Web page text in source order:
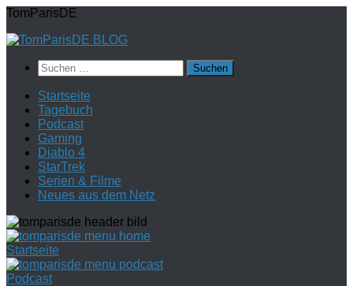
Zum
springen
TomParisDE
Suchen
nach:
Startseite
Tagebuch
Podcast
Gaming
Diablo 4
StarTrek
Serien & Filme
Neues aus dem Netz
Startseite
Podcast